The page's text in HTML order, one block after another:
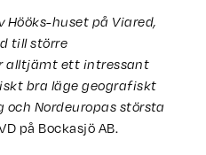
Hööks-huset på Viared,
till större
alltjämt ett intressant
bra läge geografiskt
och Nordeuropas största
på Bockasjö AB.